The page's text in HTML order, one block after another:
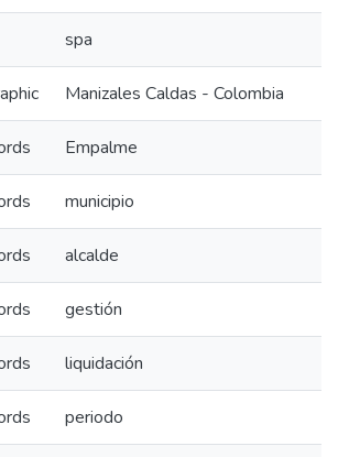
spa
Manizales Caldas - Colombia
Empalme
municipio
alcalde
gestión
liquidación
periodo